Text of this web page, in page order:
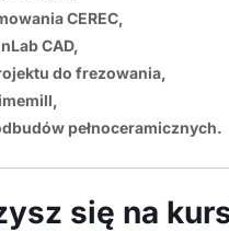
CEREC,
CAD,
do frezowania,
pełnoceramicznych.
się na